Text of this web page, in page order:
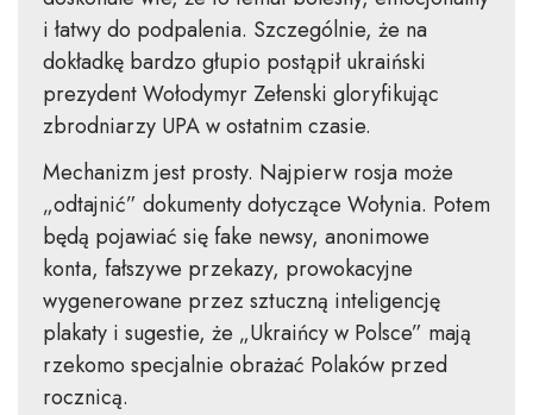
i łatwy do podpalenia. Szczególnie, że na
dokładkę bardzo głupio postąpił ukraiński
prezydent Wołodymyr Zełenski gloryfikując
zbrodniarzy UPA w ostatnim czasie.
Mechanizm jest prosty. Najpierw rosja może
„odtajnić” dokumenty dotyczące Wołynia. Potem
będą pojawiać się fake newsy, anonimowe
konta, fałszywe przekazy, prowokacyjne
wygenerowane przez sztuczną inteligencję
plakaty i sugestie, że „Ukraińcy w Polsce” mają
rzekomo specjalnie obrażać Polaków przed
rocznicą.